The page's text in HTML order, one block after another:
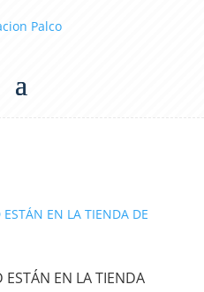
ESTÁN EN LA TIENDA